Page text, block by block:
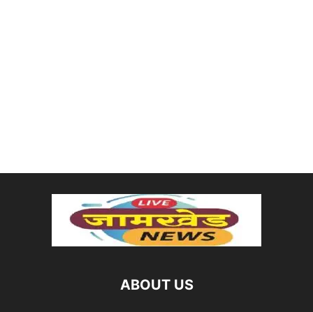
ABOUT US